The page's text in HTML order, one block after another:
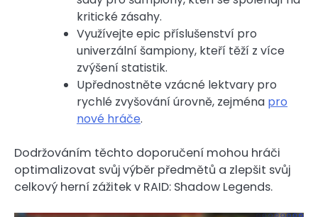
kritické zásahy.
Využívejte epic příslušenství pro
univerzální šampiony, kteří těží z více
zvýšení statistik.
Upřednostněte vzácné lektvary pro
rychlé zvyšování úrovně, zejména pro
nové hráče.
Dodržováním těchto doporučení mohou hráči
optimalizovat svůj výběr předmětů a zlepšit svůj
celkový herní zážitek v RAID: Shadow Legends.